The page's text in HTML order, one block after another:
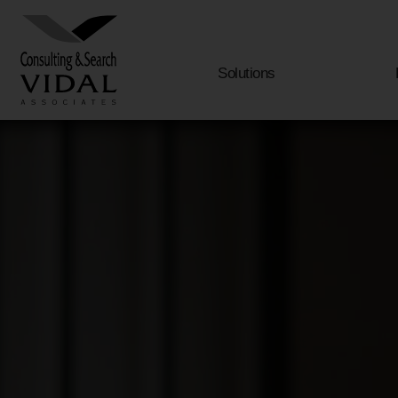
Solutions